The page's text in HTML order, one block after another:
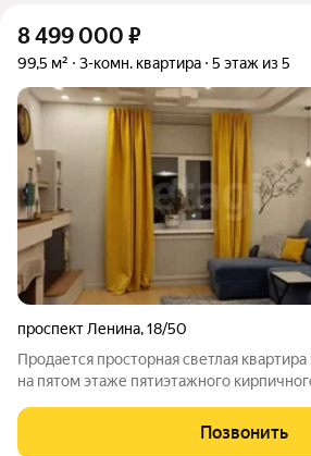
8 499 000 ₽
99,5 м² 3-комн. квартира 5 этаж из 5
проспект Ленина,18/50
Продается просторная светлая
на пятом этаже пятиэтажного
перегородки, можно сделать
переплачивая за
Позвонить